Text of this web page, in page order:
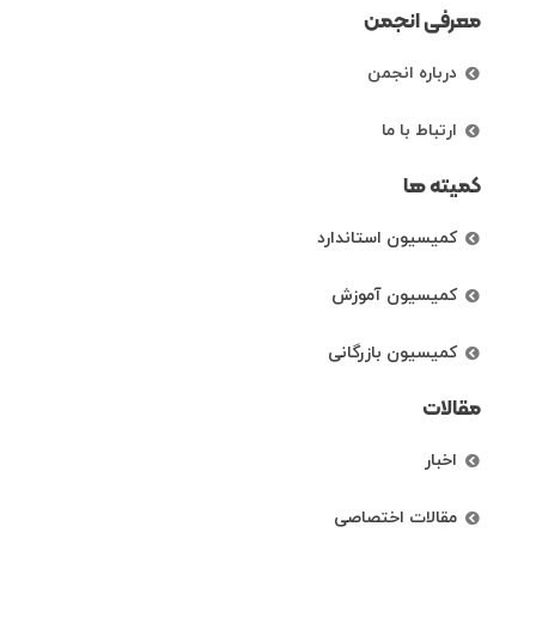
معرفی انجمن
درباره انجمن
ارتباط با ما
کمیته ها
کمیسیون استاندارد
کمیسیون آموزش
کمیسیون بازرگانی
مقالات
اخبار
مقالات اختصاصی